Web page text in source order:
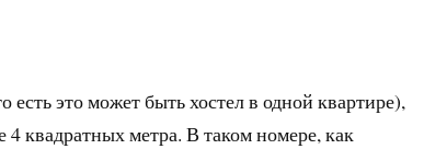
есть это может быть хостел в одной квартире),
4 квадратных метра. В таком номере, как